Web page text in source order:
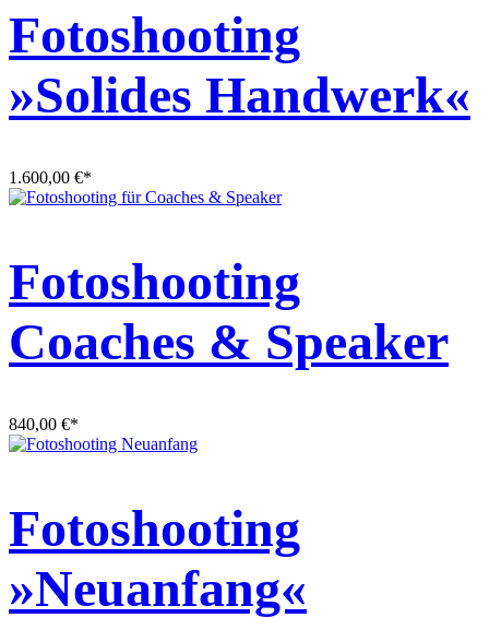
Fotoshooting
»Solides Handwerk«
1.600,00 €*
Fotoshooting
Coaches & Speaker
840,00 €*
Fotoshooting
»Neuanfang«